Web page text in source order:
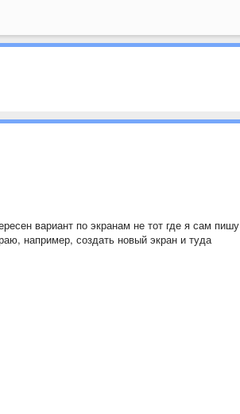
вариант по экранам не тот где я сам пишу
например, создать новый экран и туда